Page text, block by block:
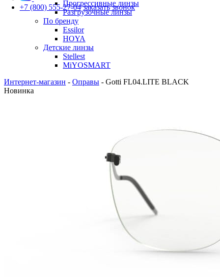
Прогрессивные линзы
Разгрузочные линзы
По бренду
Essilor
HOYA
Детские линзы
Stellest
MiYOSMART
+7 (800) 555-27-04 заказать звонок
Интернет-магазин - Оправы - Gotti FL04.LITE BLACK
Новинка